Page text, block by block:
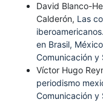
David Blanco-
Calderón, Las
en Brasil,
Comunicación y
Víctor Hugo
periodismo
Comunicación y